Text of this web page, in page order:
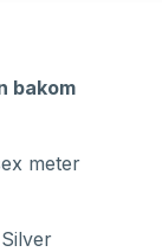
bakom
meter